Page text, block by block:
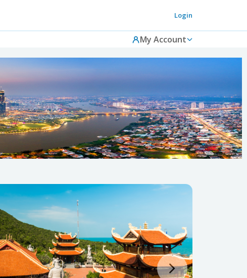
Login
My Account